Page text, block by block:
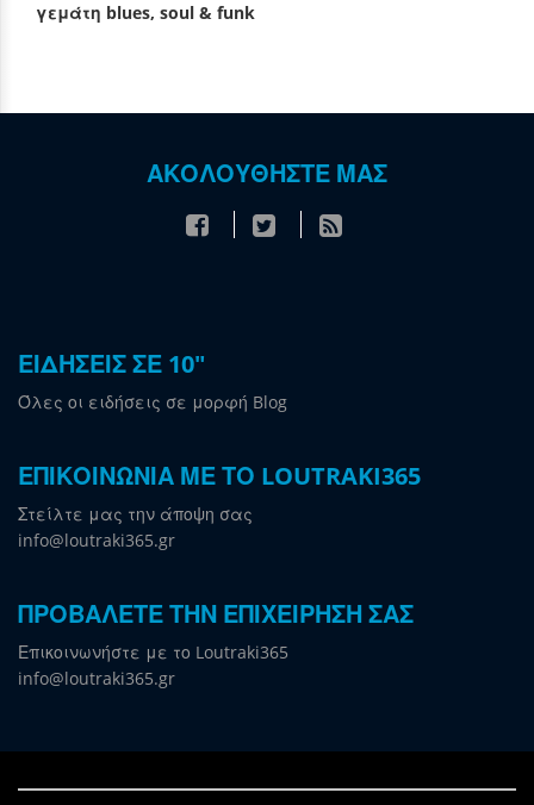
γεμάτη blues, soul & funk
ΑΚΟΛΟΥΘΗΣΤΕ ΜΑΣ
ΕΙΔΗΣΕΙΣ ΣΕ 10"
Όλες οι ειδήσεις σε μορφή Blog
ΕΠΙΚΟΙΝΩΝΙΑ ΜΕ ΤΟ LOUTRAKI365
Στείλτε μας την άποψη σας
info@loutraki365.gr
ΠΡΟΒΑΛΕΤΕ ΤΗΝ ΕΠΙΧΕΙΡΗΣΗ ΣΑΣ
Επικοινωνήστε με το Loutraki365
info@loutraki365.gr